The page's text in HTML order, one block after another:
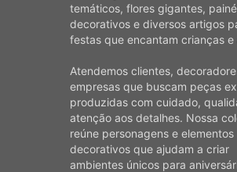
temáticos, flores gigantes,
decorativos e diversos artigos
festas que encantam crianças e
Atendemos clientes,
empresas que buscam peças
produzidas com cuidado,
atenção aos detalhes. Nossa
reúne personagens e elementos
decorativos que ajudam a criar
ambientes únicos para